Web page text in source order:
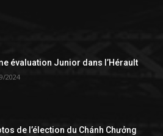
évaluation Junior dans l’Hérault
2024
de l’élection du Chánh Chưởng